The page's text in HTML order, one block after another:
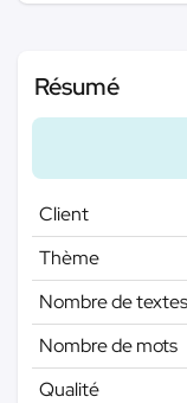
Résumé
Client
Thème
Nombre de textes
Nombre de mots
Qualité